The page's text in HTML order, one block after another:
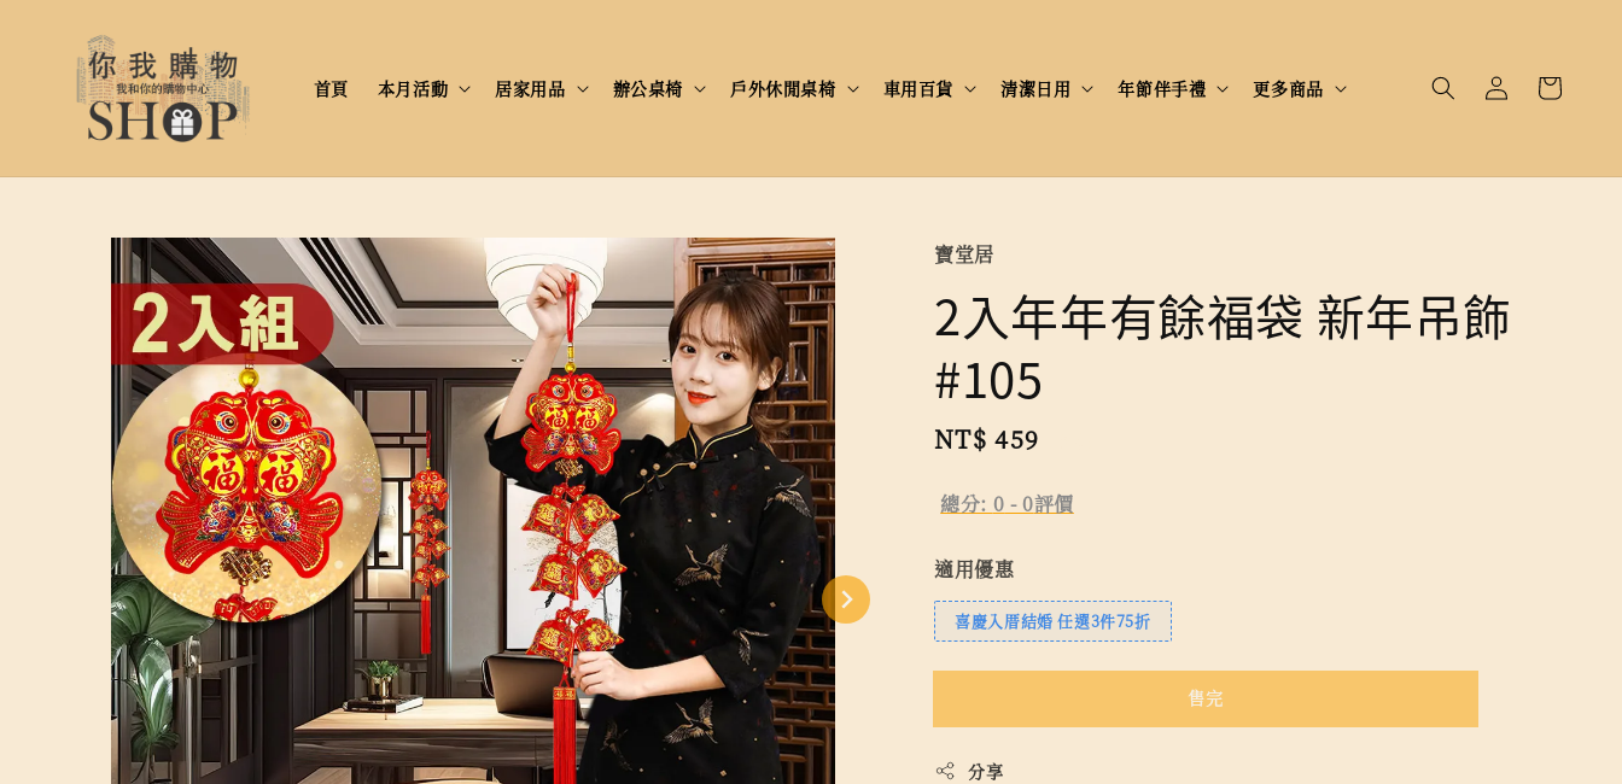
首頁 本月活動 居家用品 辦公桌椅 戶外休閒桌椅 車用百貨 清潔日用 年節伴手禮 更多商品
寶堂居
2入年年有餘福袋 新年吊飾
#105
Regular
NT$ 459
總分: 0 -0評價
適用優惠
喜慶入厝結婚 任選3件75折
售完
分享